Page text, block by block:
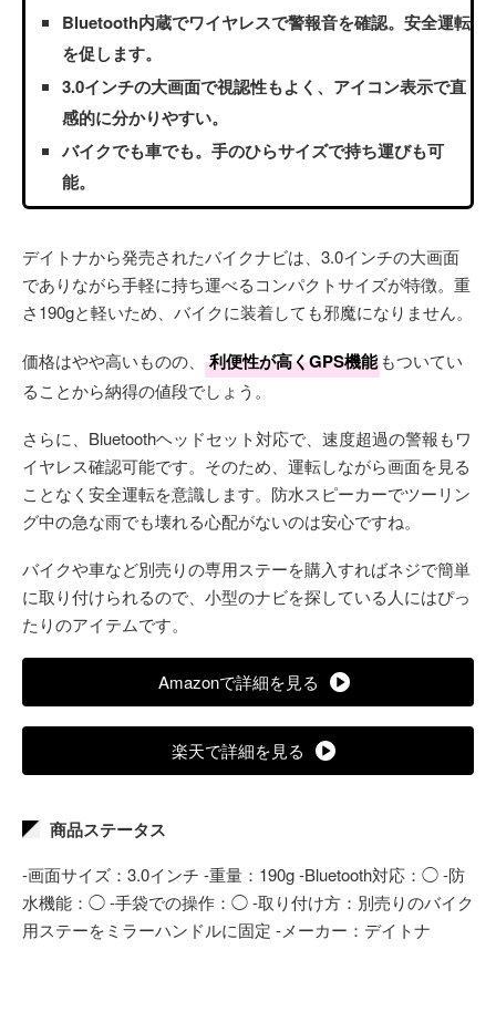
Bluetooth内蔵でワイヤレスで警報音を確認。安全運転
を促します。
3.0インチの大画面で視認性もよく、アイコン表示で直
感的に分かりやすい。
バイクでも車でも。手のひらサイズで持ち運びも可
能。
デイトナから発売されたバイクナビは、3.0インチの大画面
でありながら手軽に持ち運べるコンパクトサイズが特徴。重
さ190gと軽いため、バイクに装着しても邪魔になりません。
価格はやや高いものの、 利便性が高くGPS機能 もついてい
ることから納得の値段でしょう。
さらに、Bluetoothヘッドセット対応で、速度超過の警報もワ
イヤレス確認可能です。そのため、運転しながら画面を見る
ことなく安全運転を意識します。防水スピーカーでツーリン
グ中の急な雨でも壊れる心配がないのは安心ですね。
バイクや車など別売りの専用ステーを購入すればネジで簡単
に取り付けられるので、小型のナビを探している人にはぴっ
たりのアイテムです。
Amazonで詳細を見る
楽天で詳細を見る
商品ステータス
-画面サイズ：3.0インチ -重量：190g -Bluetooth対応：◯ -防
水機能：◯ -手袋での操作：◯ -取り付け方：別売りのバイク
用ステーをミラーハンドルに固定 -メーカー：デイトナ